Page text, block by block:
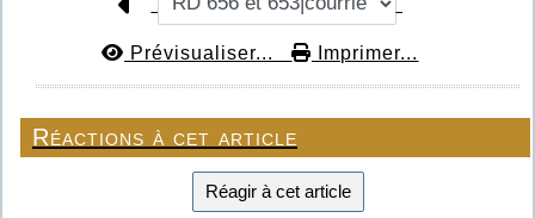
Prévisualiser... Imprimer...
Réactions à cet article
Réagir à cet article